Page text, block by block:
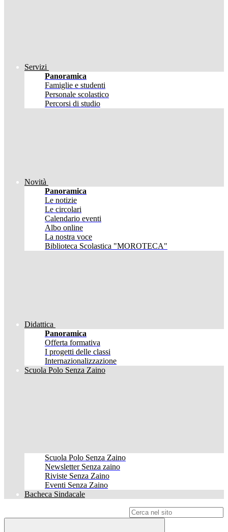
Servizi
Panoramica
Famiglie e studenti
Personale scolastico
Percorsi di studio
Novità
Panoramica
Le notizie
Le circolari
Calendario eventi
Albo online
La nostra voce
Biblioteca Scolastica "MOROTECA"
Didattica
Panoramica
Offerta formativa
I progetti delle classi
Internazionalizzazione
Scuola Polo Senza Zaino
Scuola Polo Senza Zaino
Newsletter Senza zaino
Riviste Senza Zaino
Eventi Senza Zaino
Bacheca Sindacale